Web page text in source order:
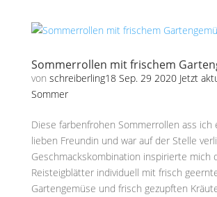
Sommerrollen mit frischem
von schreiberling18 Sep. 29 2020 Jetzt
Sommer
Diese farbenfrohen Sommerrollen ass ich
lieben Freundin und war auf der Stelle
Geschmackskombination inspirierte mich
Reisteigblätter individuell mit frisch
Gartengemüse und frisch gezupften